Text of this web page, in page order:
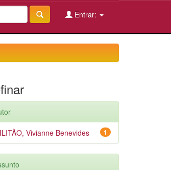
Entrar:
1
Vivianne Benevides